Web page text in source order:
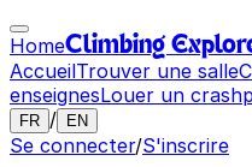
HomeClimbing
AccueilTrouver une salle
enseignesLouer un
FR / EN
Se connecter/S'inscrire